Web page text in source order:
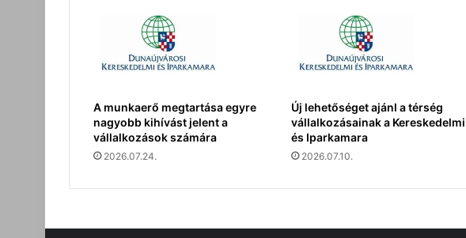
A munkaerő megtartása egyre
nagyobb kihívást jelent a
vállalkozások számára
2026.07.24.
Új lehetőséget ajánl a térség
vállalkozásainak a Kereskedelmi
és Iparkamara
2026.07.10.